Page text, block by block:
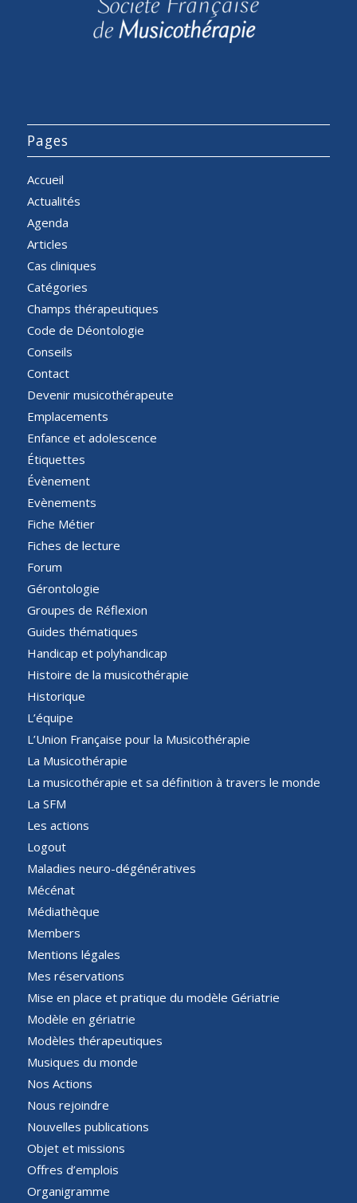
Pages
Accueil
Actualités
Agenda
Articles
Cas cliniques
Catégories
Champs thérapeutiques
Code de Déontologie
Conseils
Contact
Devenir musicothérapeute
Emplacements
Enfance et adolescence
Étiquettes
Évènement
Evènements
Fiche Métier
Fiches de lecture
Forum
Gérontologie
Groupes de Réflexion
Guides thématiques
Handicap et polyhandicap
Histoire de la musicothérapie
Historique
L’équipe
L’Union Française pour la Musicothérapie
La Musicothérapie
La musicothérapie et sa définition à travers le monde
La SFM
Les actions
Logout
Maladies neuro-dégénératives
Mécénat
Médiathèque
Members
Mentions légales
Mes réservations
Mise en place et pratique du modèle Gériatrie
Modèle en gériatrie
Modèles thérapeutiques
Musiques du monde
Nos Actions
Nous rejoindre
Nouvelles publications
Objet et missions
Offres d’emplois
Organigramme